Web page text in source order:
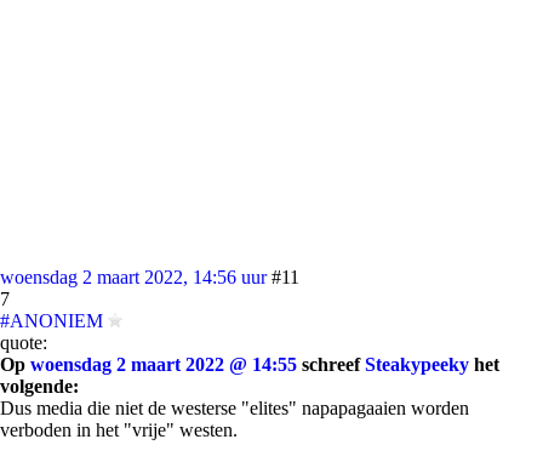
woensdag 2 maart 2022, 14:56 uur #11
7
#ANONIEM
quote:
Op woensdag 2 maart 2022 @ 14:55 schreefSteakypeeky het
volgende:
Dus media die niet de westerse "elites" napapagaaien worden
verboden in het "vrije" westen.